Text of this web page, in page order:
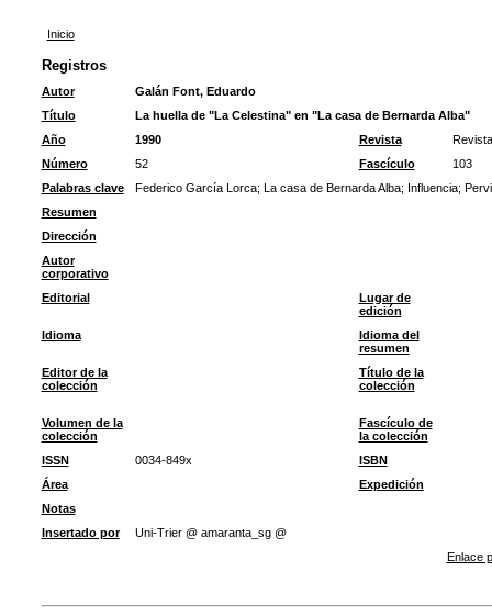
Inicio
Registros
Autor
Galán Font, Eduardo
Título
La huella de "La Celestina" en "La casa de Bernarda Alba"
Año
1990 Revista
Número
52 Fascículo
103
Palabras clave
Federico García Lorca; La casa de Bernarda Alba; Influencia;
Resumen
Dirección
Autor
corporativo
Editorial
Lugar de
edición
Idioma
Idioma del
resumen
Editor de la
colección
Título de la
colección
Volumen de la
colección
Fascículo de
la colección
ISSN
0034-849x
ISBN
Área
Expedición
Notas
Insertado por
Uni-Trier @ amaranta_sg @
Enlace